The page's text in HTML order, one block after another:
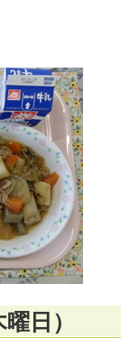
日）